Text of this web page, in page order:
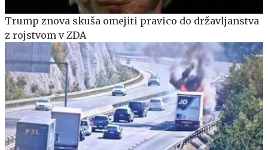
Trump znova skuša omejiti pravico do državljanstva
z rojstvom v ZDA